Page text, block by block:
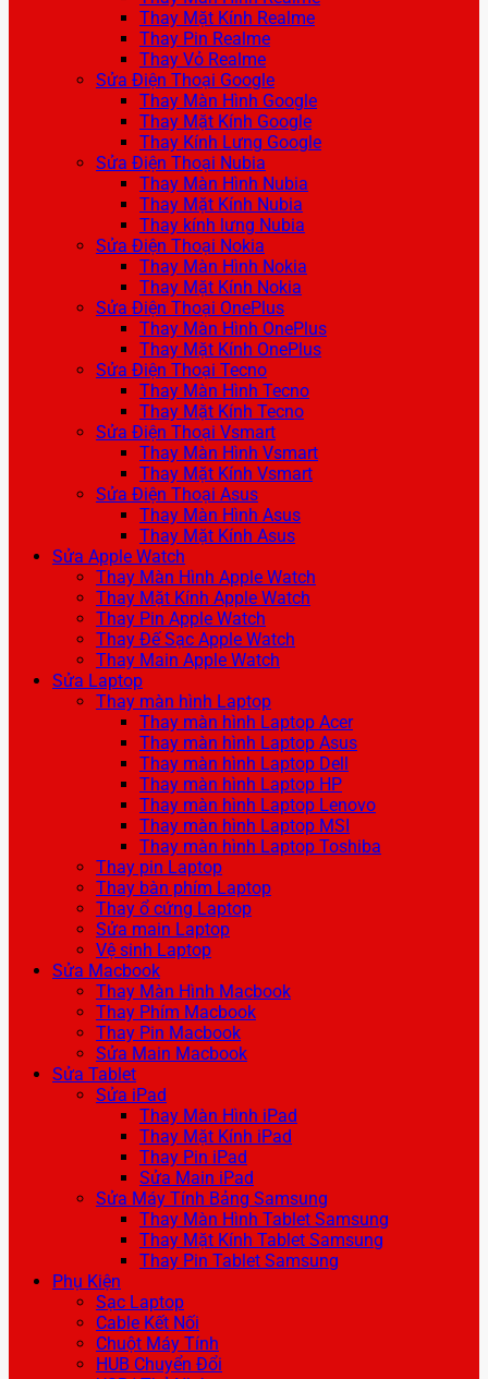
Thay Mặt Kính Realme
Thay Pin Realme
Thay Vỏ Realme
Sửa Điện Thoại Google
Thay Màn Hình Google
Thay Mặt Kính Google
Thay Kính Lưng Google
Sửa Điện Thoại Nubia
Thay Màn Hình Nubia
Thay Mặt Kính Nubia
Thay kính lưng Nubia
Sửa Điện Thoại Nokia
Thay Màn Hình Nokia
Thay Mặt Kính Nokia
Sửa Điện Thoại OnePlus
Thay Màn Hình OnePlus
Thay Mặt Kính OnePlus
Sửa Điện Thoại Tecno
Thay Màn Hình Tecno
Thay Mặt Kính Tecno
Sửa Điện Thoại Vsmart
Thay Màn Hình Vsmart
Thay Mặt Kính Vsmart
Sửa Điện Thoại Asus
Thay Màn Hình Asus
Thay Mặt Kính Asus
Sửa Apple Watch
Thay Màn Hình Apple Watch
Thay Mặt Kính Apple Watch
Thay Pin Apple Watch
Thay Đế Sạc Apple Watch
Thay Main Apple Watch
Sửa Laptop
Thay màn hình Laptop
Thay màn hình Laptop Acer
Thay màn hình Laptop Asus
Thay màn hình Laptop Dell
Thay màn hình Laptop HP
Thay màn hình Laptop Lenovo
Thay màn hình Laptop MSI
Thay màn hình Laptop Toshiba
Thay pin Laptop
Thay bàn phím Laptop
Thay ổ cứng Laptop
Sửa main Laptop
Vệ sinh Laptop
Sửa Macbook
Thay Màn Hình Macbook
Thay Phím Macbook
Thay Pin Macbook
Sửa Main Macbook
Sửa Tablet
Sửa iPad
Thay Màn Hình iPad
Thay Mặt Kính iPad
Thay Pin iPad
Sửa Main iPad
Sửa Máy Tính Bảng Samsung
Thay Màn Hình Tablet Samsung
Thay Mặt Kính Tablet Samsung
Thay Pin Tablet Samsung
Phụ Kiện
Sạc Laptop
Cable Kết Nối
Chuột Máy Tính
HUB Chuyển Đổi